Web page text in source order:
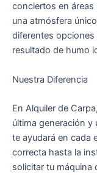
conciertos en
una atmósfera
diferentes opciones
resultado de humo
Nuestra Diferencia
En Alquiler de
última generación y
te ayudará en cada
correcta hasta la
solicitar tu máquina